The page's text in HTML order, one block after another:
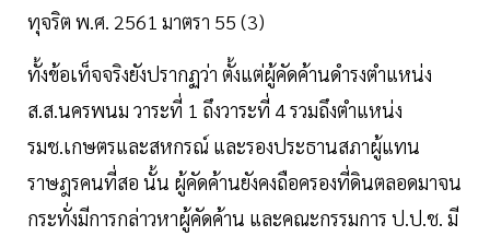
ทุจริต พ.ศ. 2561 มาตรา 55 (3)
ทั้งข้อเท็จจริงยังปรากฏว่า ตั้งแต่ผู้คัดค้านดำรงตำแหน่ง
ส.ส.นครพนม วาระที่ 1 ถึงวาระที่ 4 รวมถึงตำแหน่ง
รมช.เกษตรและสหกรณ์ และรองประธานสภาผู้แทน
ราษฎรคนที่สอ นั้น ผู้คัดค้านยังคงถือครองที่ดินตลอดมาจน
กระทั่งมีการกล่าวหาผู้คัดค้าน และคณะกรรมการ ป.ป.ช. มี